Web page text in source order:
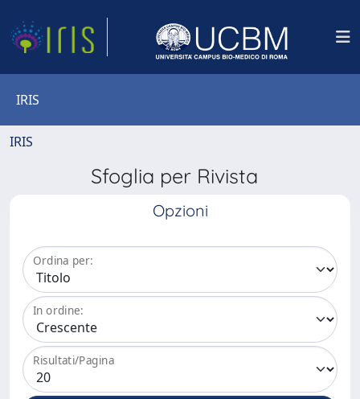
IRIS
IRIS
Sfoglia per Rivista
Opzioni
Ordina per:
In ordine:
Risultati/Pagina